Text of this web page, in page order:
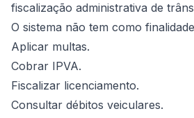
fiscalização administrativa de
O sistema não tem como
Aplicar multas.
Cobrar IPVA.
Fiscalizar licenciamento.
Consultar débitos veiculares.